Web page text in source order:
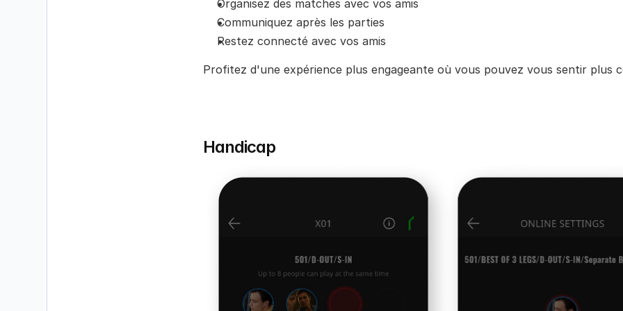
Organisez des matches avec vos amis
Communiquez après les parties
Restez connecté avec vos amis
Profitez d'une expérience plus engageante où vous pouvez vous sentir plus
Handicap